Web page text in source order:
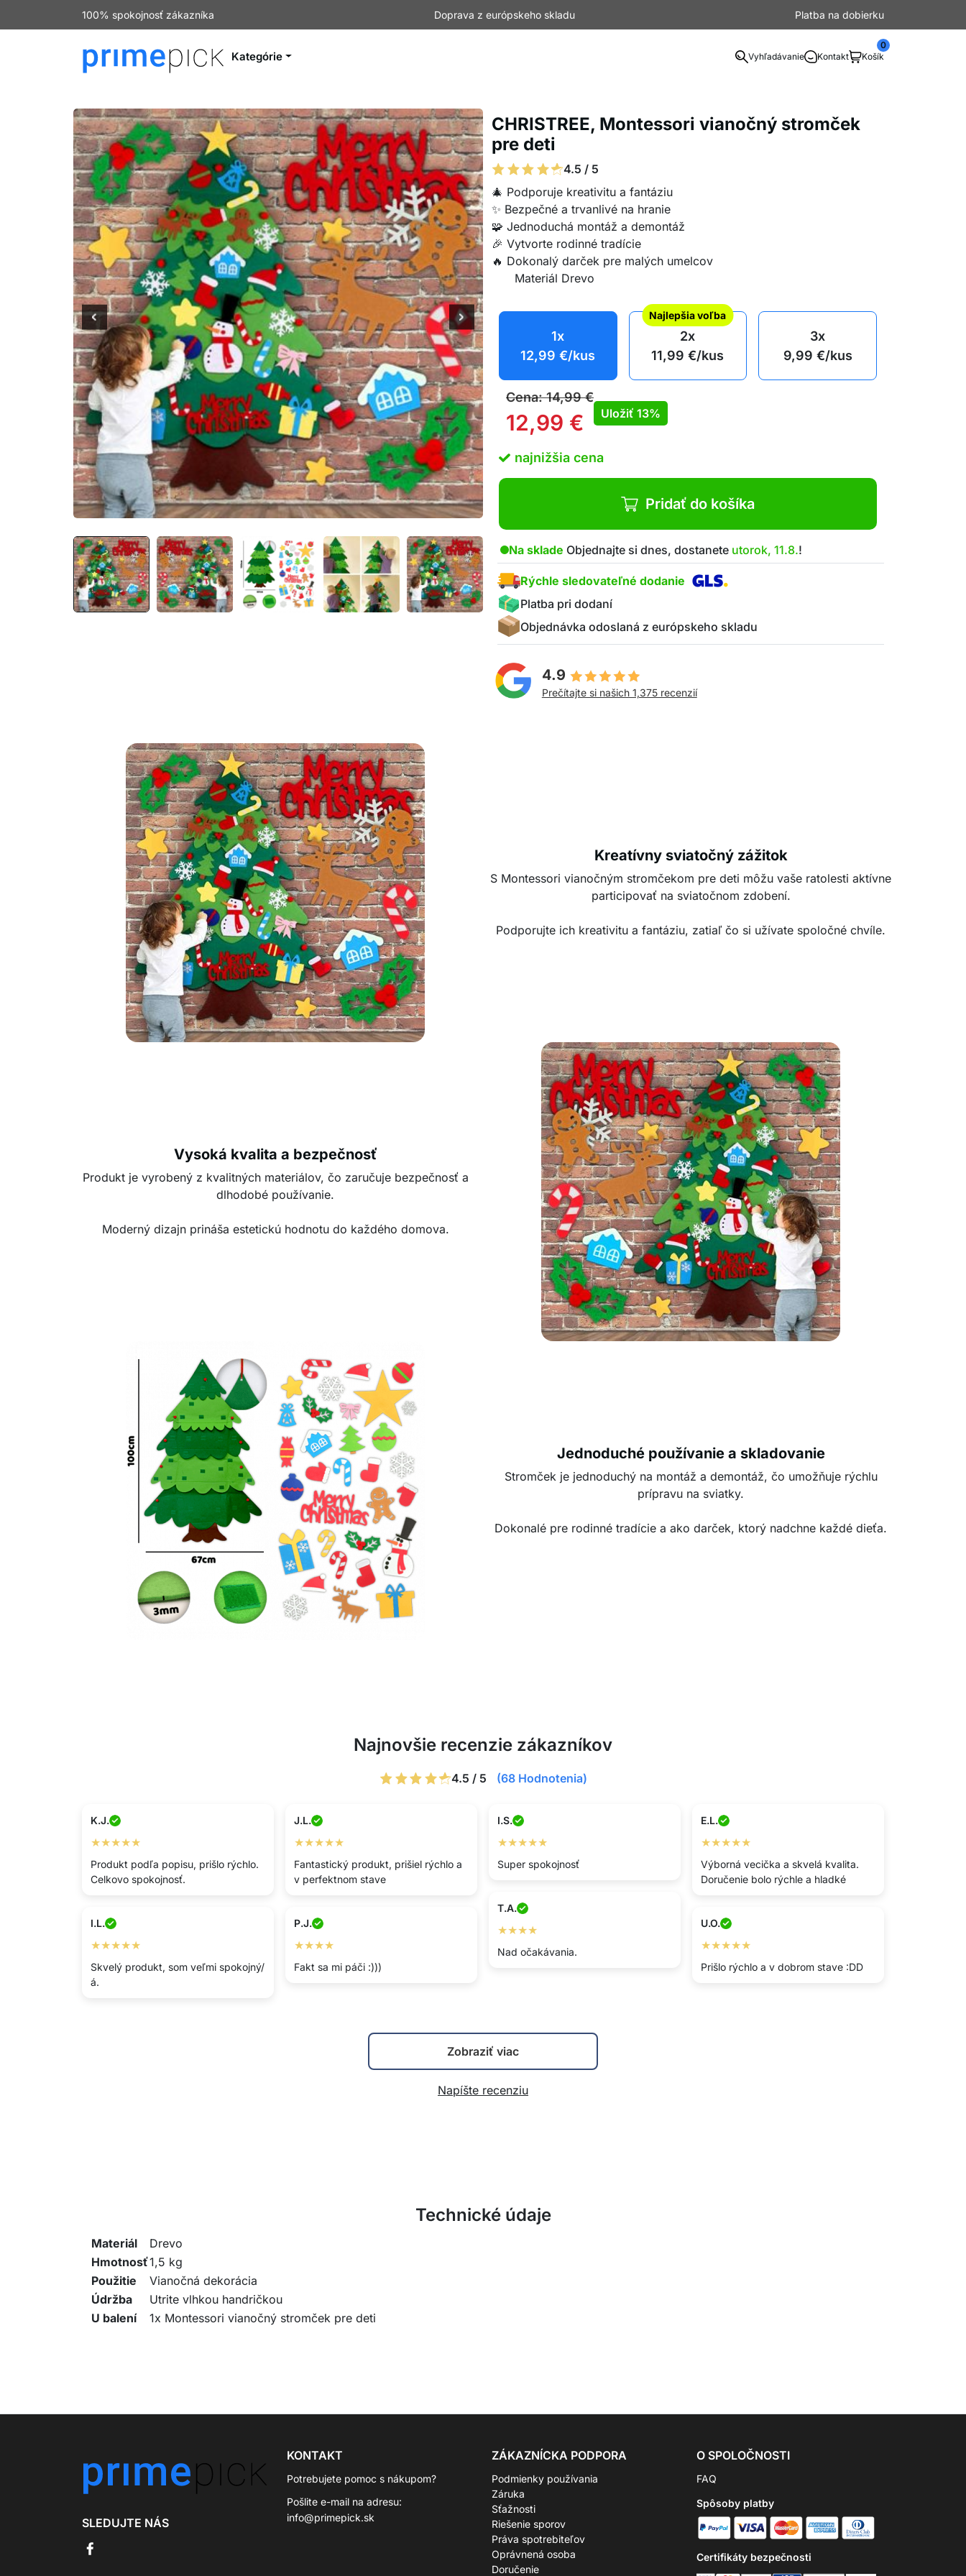
100% spokojnosť zákazníka Doprava z európskeho skladu Platba na dobierku
Kategórie Vyhľadávanie Kontakt Košík
0
CHRISTREE, Montessori vianočný stromček
pre deti
4.5 / 5
🎄 Podporuje kreativitu a fantáziu
✨ Bezpečné a trvanlivé na hranie
🧩 Jednoduchá montáž a demontáž
🎉 Vytvorte rodinné tradície
🔥 Dokonalý darček pre malých umelcov
Materiál Drevo
1x
12,99€/kus
Najlepšia voľba
2x
11,99€/kus
3x
9,99 €/kus
Cena:14,99€
12,99 € Uložiť 13%
najnižšia cena
Pridať do košíka
Na sklade Objednajte si dnes, dostanete utorok, 11.8.!
Rýchle sledovateľné dodanie
Platba pri dodaní
Objednávka odoslaná z európskeho skladu
4.9
Prečítajte si našich 1,375 recenzií
Kreatívny sviatočný zážitok
S Montessori vianočným stromčekom pre deti môžu vaše ratolesti aktívne
participovať na sviatočnom zdobení.
Podporujte ich kreativitu a fantáziu, zatiaľ čo si užívate spoločné chvíle.
Vysoká kvalita a bezpečnosť
Produkt je vyrobený z kvalitných materiálov, čo zaručuje bezpečnosť a
dlhodobé používanie.
Moderný dizajn prináša estetickú hodnotu do každého domova.
Jednoduché používanie a skladovanie
Stromček je jednoduchý na montáž a demontáž, čo umožňuje rýchlu
prípravu na sviatky.
Dokonalé pre rodinné tradície a ako darček, ktorý nadchne každé dieťa.
Najnovšie recenzie zákazníkov
4.5 / 5 (68 Hodnotenia)
K.J.
★★★★★
Produkt podľa popisu, prišlo rýchlo.
Celkovo spokojnosť.
J.L.
★★★★★
Fantastický produkt, prišiel rýchlo a
v perfektnom stave
I.S.
★★★★★
Super spokojnosť
E.L.
★★★★★
Výborná vecička a skvelá kvalita.
Doručenie bolo rýchle a hladké
T.A.
★★★★
Nad očakávania.
I.L.
★★★★★
Skvelý produkt, som veľmi spokojný/
á.
P.J.
★★★★
Fakt sa mi páči :)))
U.O.
★★★★★
Prišlo rýchlo a v dobrom stave :DD
Zobraziť viac
Napíšte recenziu
Technické údaje
Materiál
Drevo
Hmotnosť1,5 kg
Použitie
Vianočná dekorácia
Údržba
Utrite vlhkou handričkou
U balení
1x Montessori vianočný stromček pre deti
SLEDUJTE NÁS
KONTAKT
Potrebujete pomoc s nákupom?
Pošlite e-mail na adresu:
info@primepick.sk
ZÁKAZNÍCKA PODPORA
Podmienky používania
Záruka
Sťažnosti
Riešenie sporov
Práva spotrebiteľov
Oprávnená osoba
Doručenie
O SPOLOČNOSTI
FAQ
Spôsoby platby
Certifikáty bezpečnosti